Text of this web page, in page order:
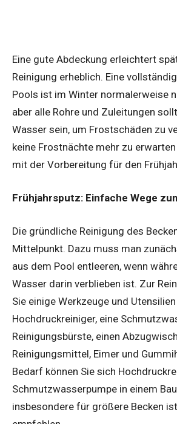
Eine gute Abdeckung erleichtert
Reinigung erheblich. Eine
Pools ist im Winter normalerweise
aber alle Rohre und Zuleitungen
Wasser sein, um Frostschäden zu
keine Frostnächte mehr zu
mit der Vorbereitung für den
Frühjahrsputz: Einfache Wege
Die gründliche Reinigung des
Mittelpunkt. Dazu muss man
aus dem Pool entleeren, wenn
Wasser darin verblieben ist. Zur
Sie einige Werkzeuge und
Hochdruckreiniger, eine
Reinigungsbürste, einen
Reinigungsmittel, Eimer und
Bedarf können Sie sich
Schmutzwasserpumpe in einem
insbesondere für größere Becken